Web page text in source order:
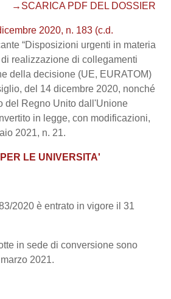
→SCARICA PDF DEL DOSSIER
2020, n. 183 (c.d.
“Disposizioni urgenti in materia
realizzazione di collegamenti
della decisione (UE, EURATOM)
del 14 dicembre 2020, nonché
del Regno Unito dall'Unione
in legge, con modificazioni,
2021, n. 21.
LE UNIVERSITA'
2020 è entrato in vigore il 31
in sede di conversione sono
2021.